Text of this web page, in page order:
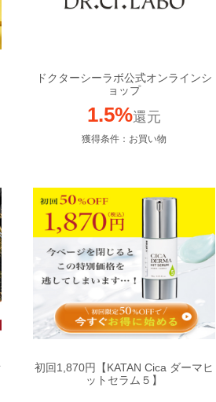
ドクターシーラボ公式オンラインシ
ョップ
1.5%還元
獲得条件：お買い物
初回1,870円【KATAN Cica ダーマヒ
ットセラム５】